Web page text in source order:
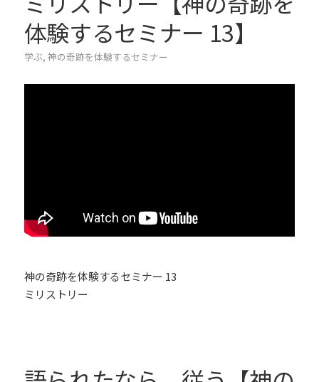
体験するセミナー 13】
学ぶ, 神の奇跡を体験するセミナー
神の奇跡を体験するセミナー 13
ミリストリー